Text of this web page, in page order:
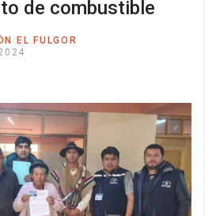
de combustible
EL FULGOR